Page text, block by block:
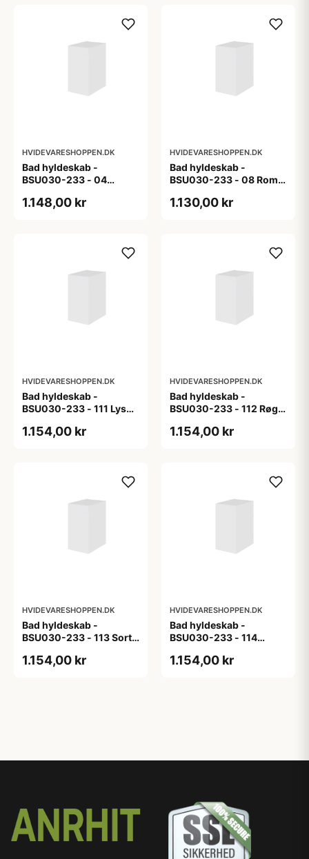
HVIDEVARESHOPPEN.DK
Bad hyldeskab -
BSU030-233 - 04
1.148,00 kr
HVIDEVARESHOPPEN.DK
Bad hyldeskab -
BSU030-233 - 08 Roma
1.130,00 kr
HVIDEVARESHOPPEN.DK
Bad hyldeskab -
BSU030-233 - 111 Lys
1.154,00 kr
HVIDEVARESHOPPEN.DK
Bad hyldeskab -
BSU030-233 - 112 Røget
1.154,00 kr
HVIDEVARESHOPPEN.DK
Bad hyldeskab -
BSU030-233 - 113 Sort
1.154,00 kr
HVIDEVARESHOPPEN.DK
Bad hyldeskab -
BSU030-233 - 114
m/eg ABS-kant
1.154,00 kr